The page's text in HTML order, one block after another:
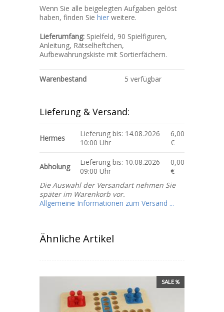
Wenn Sie alle beigelegten Aufgaben gelöst
haben, finden Sie hier weitere.
Lieferumfang: Spielfeld, 90 Spielfiguren,
Anleitung, Rätselheftchen,
Aufbewahrungskiste mit Sortierfächern.
Warenbestand 5 verfügbar
Lieferung & Versand:
Hermes
Lieferung bis: 14.08.2026
10:00 Uhr
6,00
€
Abholung
Lieferung bis: 10.08.2026
09:00 Uhr
0,00
€
Die Auswahl der Versandart nehmen Sie
später im Warenkorb vor.
Allgemeine Informationen zum Versand ...
Ähnliche Artikel
SALE %